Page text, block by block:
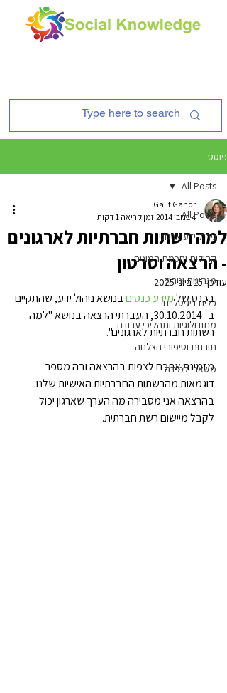
פוסט
All Posts
ניהול ידע ארגוני
קהילות וחכמת המונים
מנהיגות וניהול
כלים דיגיטליים
מתודולוגיות ותהליכי עבודה
תובנות וסיפורי הצלחה
משאבי למידה
All Posts
למה רשתות חברתיות לארגונים
- הרצאה וסרטון
Galit Ganor
4 בנוב׳ 2014
זמן קריאה 1 דקות
עודכן:15 ביוני 2025
בכנס של מידע כנסים בנושא ניהול ידע, שהתקיים
ב- 30.10.2014, העברתי הרצאה בנושא "למה
רשתות חברתיות לארגונים".
מזמינה אתכם לצפות בהרצאה ובה מספר
דוגמאות מהרשתות החברתיות האישיות שלנו.
בהרצאה אני מסבירה מה הערך שארגון יכול
לקבל מיישום רשת חברתית.